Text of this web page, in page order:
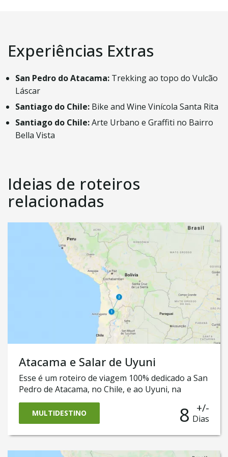
Experiências Extras
San Pedro do Atacama: Trekking ao topo do Vulcão
Láscar
Santiago do Chile: Bike and Wine Vinícola Santa Rita
Santiago do Chile:Arte Urbano e Graffiti no Bairro
Bella Vista
Ideias de roteiros
relacionadas
Atacama e Salar de Uyuni
Esse é um roteiro de viagem 100% dedicado a San
Pedro de Atacama, no Chile, e ao Uyuni, na
Bolívia. Ele o levará a conhecer a cidade de San
Pedro do Atacama, onde será possível conhecer o
magnífico Deserto do Atacama como as famosas
Lagunas Altiplanas. Também nele, você vai cruzar
MULTIDESTINO 8 +/-
Dias